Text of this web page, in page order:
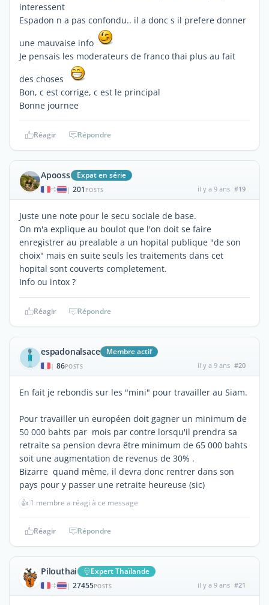
interessent
Espadon n a pas confondu.. il a donc s il prefere donner
une mauvaise info
Je pensais les moderateurs de franco thai plus au fait
des choses
Bon, c est corrige, c est le principal
Bonne journee
Réagir Répondre
Apooss Expat en série
| 201 POSTS il y a 9 ans #19
Juste une note pour le secu sociale de base.
On m'a explique au boulot que l'on doit se faire
enregistrer au prealable a un hopital publique "de son
choix" mais en suite seuls les traitements dans cet
hopital sont couverts completement.
Info ou intox ?
Réagir Répondre
espadonalsace Membre actif
| 86POSTS il y a 9 ans #20
En fait je rebondis sur les "mini" pour travailler au Siam.
Pour travailler un européen doit gagner un minimum de
50 000 bahts par mois par contre lorsqu'il prendra sa
retraite sa pension devra être minimum de 65 000 bahts
soit une augmentation de revenus de 30% .
Bizarre quand même, il devra donc rentrer dans son
pays pour y passer une retraite heureuse (sic)
👍 1 membre a réagi à ce message
Réagir Répondre
Pilouthai Expert Thaïlande
| 27455POSTS il y a 9 ans #21